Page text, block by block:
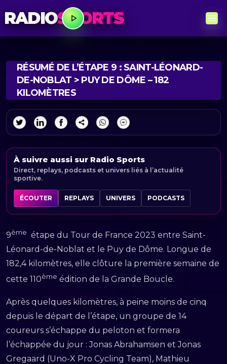
RADIOSPORTS
RÉSUMÉ DE L’ÉTAPE 9 : SAINT-LÉONARD-
DE-NOBLAT > PUY DE DÔME – 182
KILOMÈTRES
À suivre aussi sur Radio Sports
Direct, replays, podcasts et univers liés à l’actualité
sportive.
ÉCOUTER REPLAYS UNIVERS PODCASTS
9ème étape du Tour de France 2023 entre Saint-
Léonard-de-Noblat et le Puy de Dôme. Longue de
182,4 kilomètres, elle clôture la première semaine de
cette 110ème édition de la Grande Boucle.
Après quelques kilomètres, à peine moins de cinq
depuis le départ de l’étape, un groupe de 14
coureurs s’échappe du peloton et formera
l’échappée du jour : Jonas Abrahamsen et Jonas
Gregaard (Uno-X Pro Cycling Team), Mathieu